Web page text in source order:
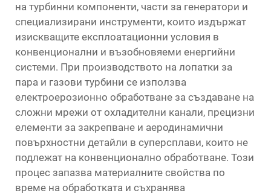
на турбинни компоненти, части за генератори и
специализирани инструменти, които издържат
изискващите експлоатационни условия в
конвенционални и възобновяеми енергийни
системи. При производството на лопатки за
пара и газови турбини се използва
електроерозионно обработване за създаване на
сложни мрежи от охладителни канали, прецизни
елементи за закрепване и аеродинамични
повърхностни детайли в суперсплави, които не
подлежат на конвенционално обработване. Този
процес запазва материалните свойства по
време на обработката и съхранява